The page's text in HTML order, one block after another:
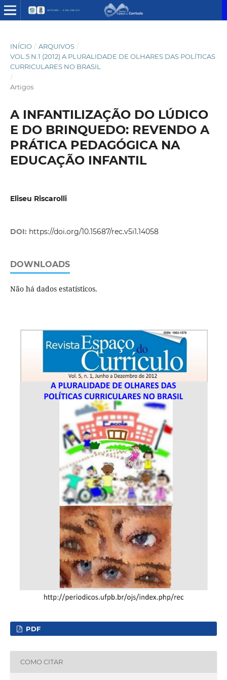
INÍCIO / ARQUIVOS /
VOL.5 N.1 (2012) A PLURALIDADE DE OLHARES DAS POLÍTICAS
CURRICULARES NO BRASIL
/
Artigos
A INFANTILIZAÇÃO DO LÚDICO
E DO BRINQUEDO: REVENDO A
PRÁTICA PEDAGÓGICA NA
EDUCAÇÃO INFANTIL
Eliseu Riscarolli
DOI: https://doi.org/10.15687/rec.v5i1.14058
DOWNLOADS
Não há dados estatísticos.
PDF
COMO CITAR